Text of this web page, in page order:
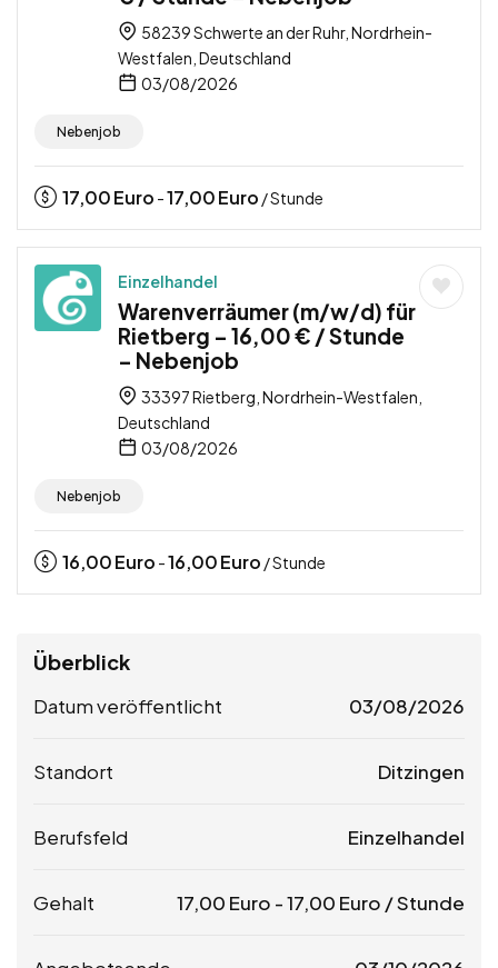
58239 Schwerte an der Ruhr, Nordrhein-
Westfalen, Deutschland
03/08/2026
Nebenjob
17,00Euro -17,00Euro / Stunde
Einzelhandel
Warenverräumer (m/w/d) für
Rietberg – 16,00 € / Stunde
– Nebenjob
33397 Rietberg, Nordrhein-Westfalen,
Deutschland
03/08/2026
Nebenjob
16,00Euro -16,00Euro / Stunde
Überblick
Datum veröffentlicht 03/08/2026
Standort Ditzingen
Berufsfeld Einzelhandel
Gehalt 17,00 Euro -17,00 Euro / Stunde